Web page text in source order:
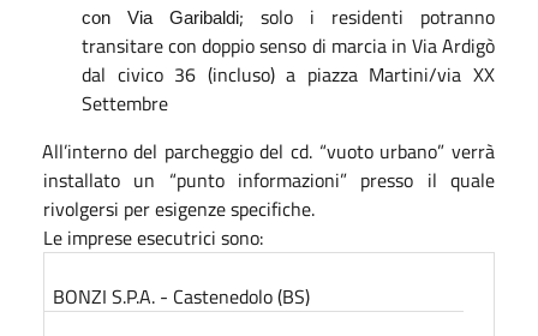
con Via Garibaldi; solo i residenti potranno
transitare con doppio senso di marcia in Via Ardigò
dal civico 36 (incluso) a piazza Martini/via XX
Settembre
All’interno del parcheggio del cd. “vuoto urbano” verrà
installato un “punto informazioni” presso il quale
rivolgersi per esigenze specifiche.
Le imprese esecutrici sono:
BONZI S.P.A. - Castenedolo (BS)